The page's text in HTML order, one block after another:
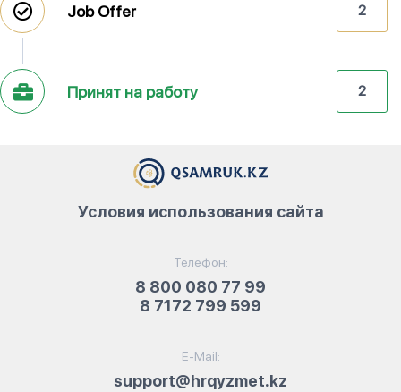
Job Offer 2
Принят на работу 2
Телефон:
8 800 080 77 99
8 7172 799 599
E-Mail:
support@hrqyzmet.kz
Условия использования сайта